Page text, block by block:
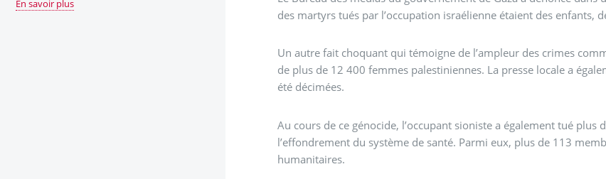
des martyrs tués par l’occupation israélienne étaient des enfants,
Un autre fait choquant qui témoigne de l’ampleur des crimes
de plus de 12 400 femmes palestiniennes. La presse locale a
été décimées.
Au cours de ce génocide, l’occupant sioniste a également tué
l’effondrement du système de santé. Parmi eux, plus de 113
humanitaires.
En savoir plus